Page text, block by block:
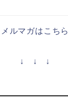
メルマガはこちら
↓ ↓ ↓